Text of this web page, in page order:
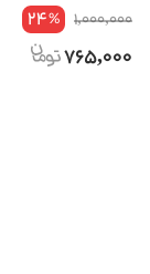
1,000,000
24%
765,000